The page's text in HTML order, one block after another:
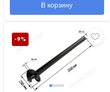
В корзину
-9%